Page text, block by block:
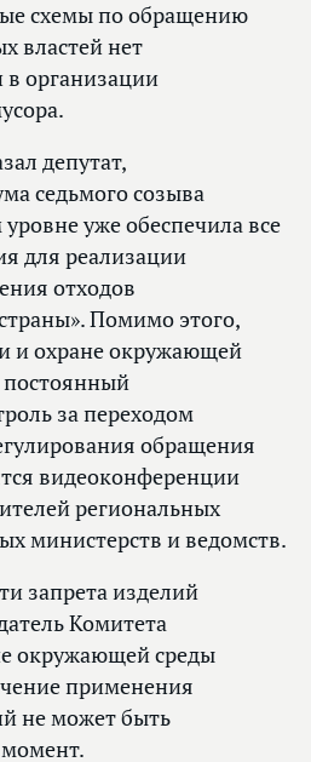
схемы по обращению
властей нет
в организации
депутат,
седьмого созыва
уже обеспечила все
для реализации
отходов
Помимо этого,
и охране окружающей
постоянный
за переходом
обращения
видеоконференции
региональных
министерств и ведомств.
запрета изделий
Комитета
окружающей среды
применения
не может быть